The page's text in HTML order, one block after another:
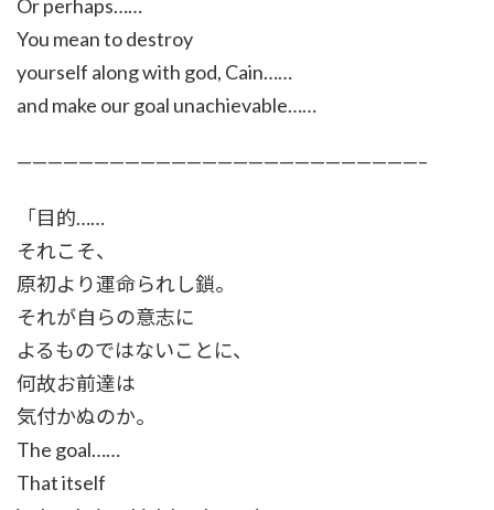
Or perhaps……
You mean to destroy
yourself along with god, Cain……
and make our goal unachievable……
——————————————————————————–
「目的……
それこそ、
原初より運命られし鎖。
それが自らの意志に
よるものではないことに、
何故お前達は
気付かぬのか。
The goal……
That itself